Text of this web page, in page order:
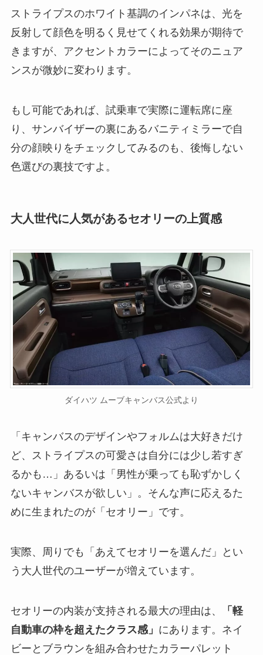
ストライプスのホワイト基調のインパネは、光を
反射して顔色を明るく見せてくれる効果が期待で
きますが、アクセントカラーによってそのニュア
ンスが微妙に変わります。
もし可能であれば、試乗車で実際に運転席に座
り、サンバイザーの裏にあるバニティミラーで自
分の顔映りをチェックしてみるのも、後悔しない
色選びの裏技ですよ。
大人世代に人気があるセオリーの上質感
ダイハツ ムーブキャンバス公式より
「キャンバスのデザインやフォルムは大好きだけ
ど、ストライプスの可愛さは自分には少し若すぎ
るかも…」あるいは「男性が乗っても恥ずかしく
ないキャンバスが欲しい」。そんな声に応えるた
めに生まれたのが「セオリー」です。
実際、周りでも「あえてセオリーを選んだ」とい
う大人世代のユーザーが増えています。
セオリーの内装が支持される最大の理由は、
「軽
自動車の枠を超えたクラス感」 にあります。ネイ
ビーとブラウンを組み合わせたカラーパレット